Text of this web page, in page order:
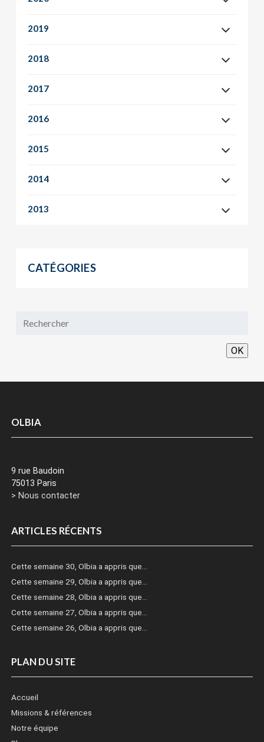
2019
2018
2017
2016
2015
2014
2013
CATÉGORIES
OK
OLBIA
9 rue Baudoin
75013 Paris
> Nous contacter
ARTICLES RÉCENTS
Cette semaine 30, Olbia a appris que…
Cette semaine 29, Olbia a appris que…
Cette semaine 28, Olbia a appris que…
Cette semaine 27, Olbia a appris que…
Cette semaine 26, Olbia a appris que…
PLAN DU SITE
Accueil
Missions & références
Notre équipe